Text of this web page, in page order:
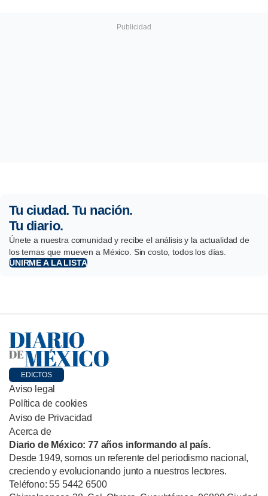
Tu ciudad. Tu nación.
Tu diario.
Únete a nuestra comunidad y recibe el análisis y la actualidad de
los temas que mueven a México. Sin costo, todos los días.
UNIRME A LA LISTA
EDICTOS
Aviso legal
Política de cookies
Aviso de Privacidad
Acerca de
Diario de México: 77 años informando al país.
Desde 1949, somos un referente del periodismo nacional,
creciendo y evolucionando junto a nuestros lectores.
Teléfono: 55 5442 6500